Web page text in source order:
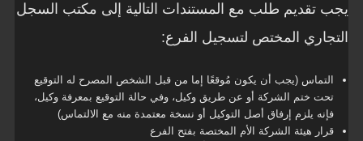
يجب تقديم طلب مع المستندات التالية إلى مكتب السجل
التجاري المختص لتسجيل الفرع:
التماس (يجب أن يكون مُوقعًا إما من قبل الشخص المصرح له التوقيع
تحت ختم الشركة أو عن طريق وكيل، وفي حالة التوقيع بمعرفة وكيل،
فإنه يلزم إرفاق أصل التوكيل أو نسخة معتمدة منه مع الالتماس)
قرار هيئة الشركة الأم المختصة بفتح الفرع